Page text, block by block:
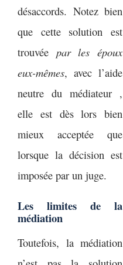
désaccords. Notez bien
que cette solution est
trouvée par les époux
eux-mêmes, avec l’aide
neutre du médiateur ,
elle est dès lors bien
mieux acceptée que
lorsque la décision est
imposée par un juge.
Les limites de la
médiation
Toutefois, la médiation